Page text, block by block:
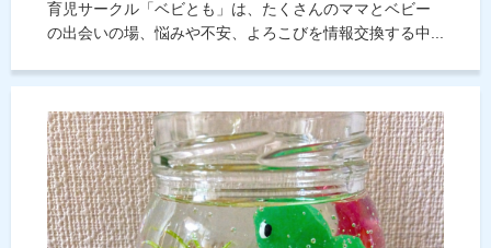
育児サークル「ベビとも」は、たくさんのママとベビー
の出会いの場、悩みや不安、よろこびを情報交換する中...